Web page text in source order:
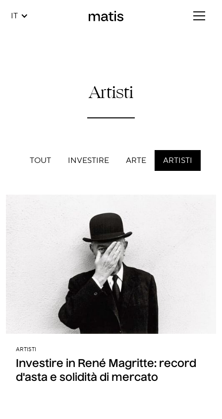
IT
Artisti
TOUT INVESTIRE ARTE ARTISTI
ARTISTI
Investire in René Magritte: record
d'asta e solidità di mercato